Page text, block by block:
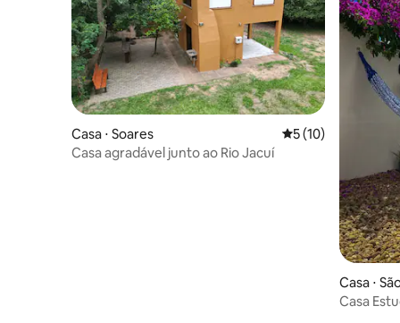
Casa ⋅ Soares 5 de uma
5 (10)
Casa agradável junto ao Rio Jacuí
Casa ⋅
Casa